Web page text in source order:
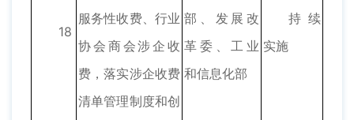
18
服务性收费、行业
协会商会涉企收
费，落实涉企收费
清单管理制度和创
部、发展改
革委、工业
和信息化部
持续
实施